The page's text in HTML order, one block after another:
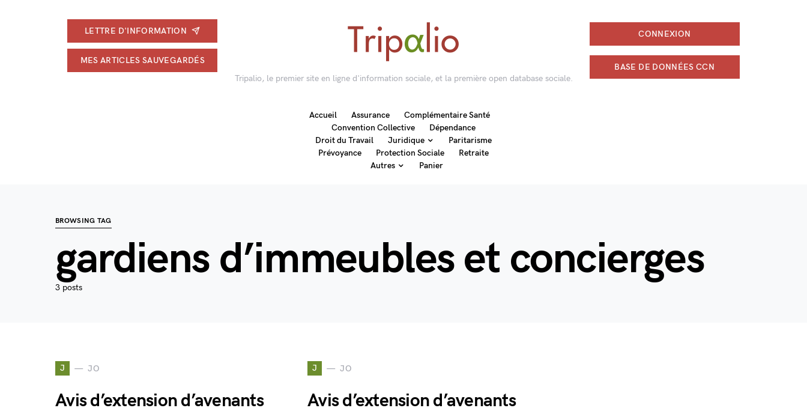
LETTRE D'INFORMATION
MES ARTICLES SAUVEGARDÉS
Tripalio, le premier site en ligne d'information sociale, et la première open database sociale.
CONNEXION
BASE DE DONNÉES CCN
Accueil Assurance
Complémentaire Santé
Convention Collective
Dépendance
Droit du Travail
Juridique
Paritarisme
Prévoyance
Protection Sociale
Retraite
Autres
Panier
BROWSING TAG
gardiens d’immeubles et concierges
3 posts
J JO
Avis d’extension d’avenants
J JO
Avis d’extension d’avenants